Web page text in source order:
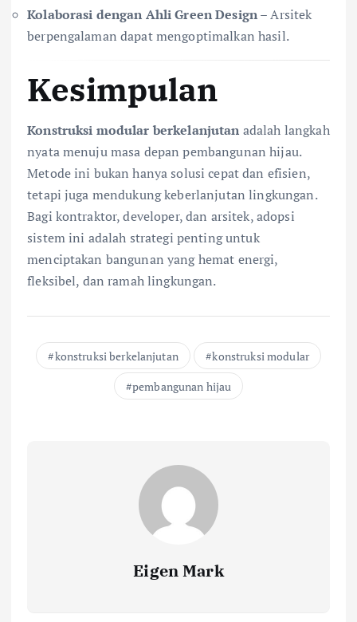
Kolaborasi dengan Ahli Green Design– Arsitek
berpengalaman dapat mengoptimalkan hasil.
Kesimpulan
Konstruksi modular berkelanjutan adalah langkah
nyata menuju masa depan pembangunan hijau.
Metode ini bukan hanya solusi cepat dan efisien,
tetapi juga mendukung keberlanjutan lingkungan.
Bagi kontraktor, developer, dan arsitek, adopsi
sistem ini adalah strategi penting untuk
menciptakan bangunan yang hemat energi,
fleksibel, dan ramah lingkungan.
konstruksi berkelanjutan
konstruksi modular
pembangunan hijau
Eigen Mark